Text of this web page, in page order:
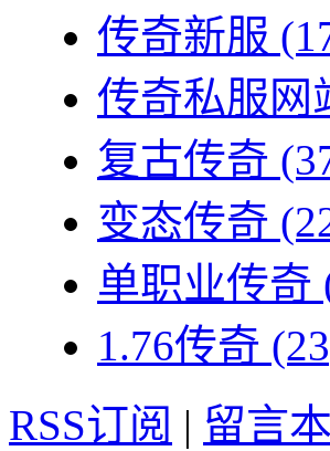
传奇新服
传奇私服网
复古传奇
变态传奇
单职业传奇
1.76传奇
RSS订阅 | 留言本